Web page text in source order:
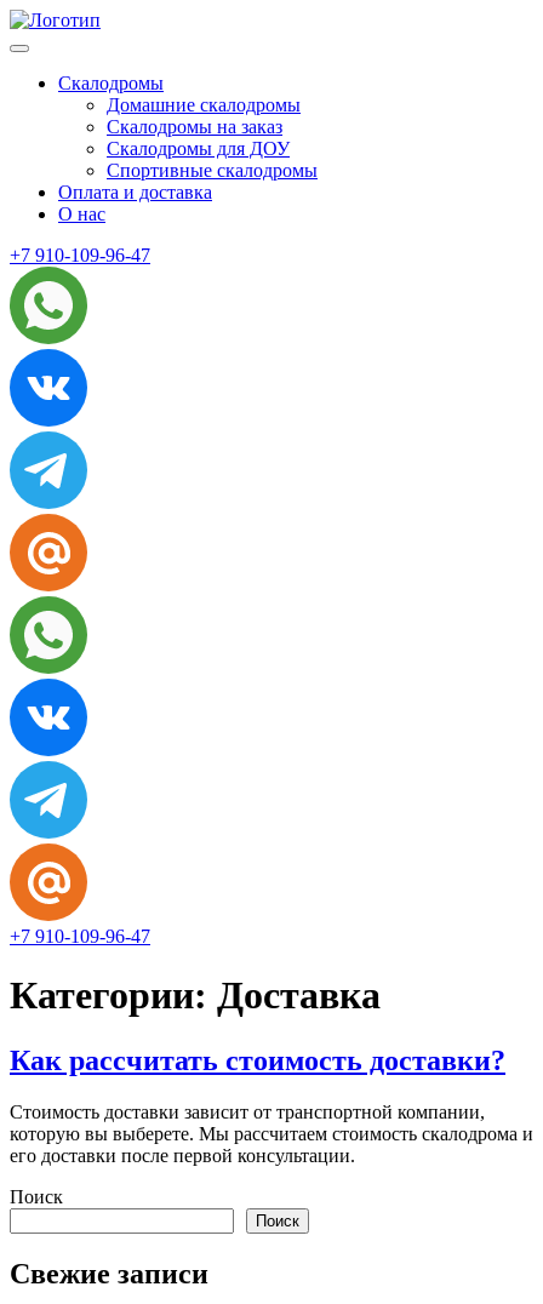
Skip
to
Скалодромы
Домашние скалодромы
Скалодромы на заказ
Скалодромы для ДОУ
Спортивные скалодромы
Оплата и доставка
О нас
+7 910-109-96-47
+7 910-109-96-47
Категории: Доставка
Как рассчитать стоимость доставки?
Стоимость доставки зависит от транспортной компании,
которую вы выберете. Мы рассчитаем стоимость скалодрома и
его доставки после первой консультации.
Поиск
Поиск
Свежие записи